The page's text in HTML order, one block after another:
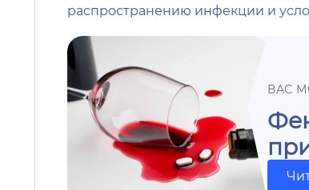
распространению инфекции и
ВАС